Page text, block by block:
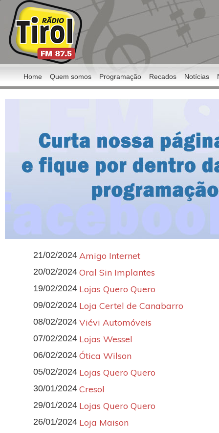
Home Quem somos Programação Recados Notícias
21/02/2024 Amigo Internet
20/02/2024 Oral Sin Implantes
19/02/2024 Lojas Quero Quero
09/02/2024 Loja Certel de Canabarro
08/02/2024 Viévi Automóveis
07/02/2024 Lojas Wessel
06/02/2024 Ótica Wilson
05/02/2024 Lojas Quero Quero
30/01/2024 Cresol
29/01/2024 Lojas Quero Quero
26/01/2024 Loja Maison